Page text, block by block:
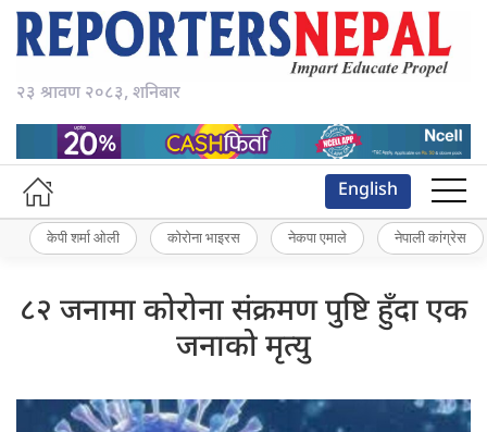
२३ श्रावण २०८३, शनिबार
English
केपी शर्मा ओली कोरोना भाइरस नेकपा एमाले नेपाली कांग्रेस
८२ जनामा कोरोना संक्रमण पुष्टि हुँदा एक
जनाको मृत्यु